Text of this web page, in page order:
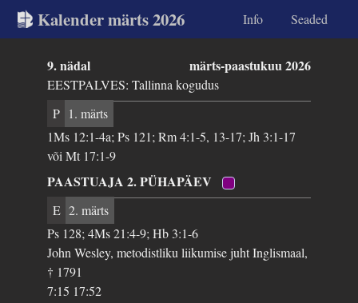
Kalender märts 2026 Info Seaded
9. nädal märts-paastukuu 2026
EESTPALVES: Tallinna kogudus
P 1. märts
1Ms 12:1-4a; Ps 121; Rm 4:1-5, 13-17; Jh 3:1-17
või Mt 17:1-9
PAASTUAJA 2. PÜHAPÄEV
E 2. märts
Ps 128; 4Ms 21:4-9; Hb 3:1-6
John Wesley, metodistliku liikumise juht Inglismaal,
† 1791
7:15 17:52